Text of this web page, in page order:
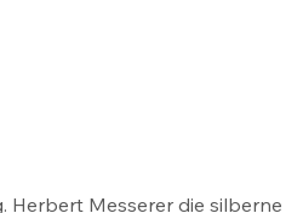
Herbert Messerer die silberne